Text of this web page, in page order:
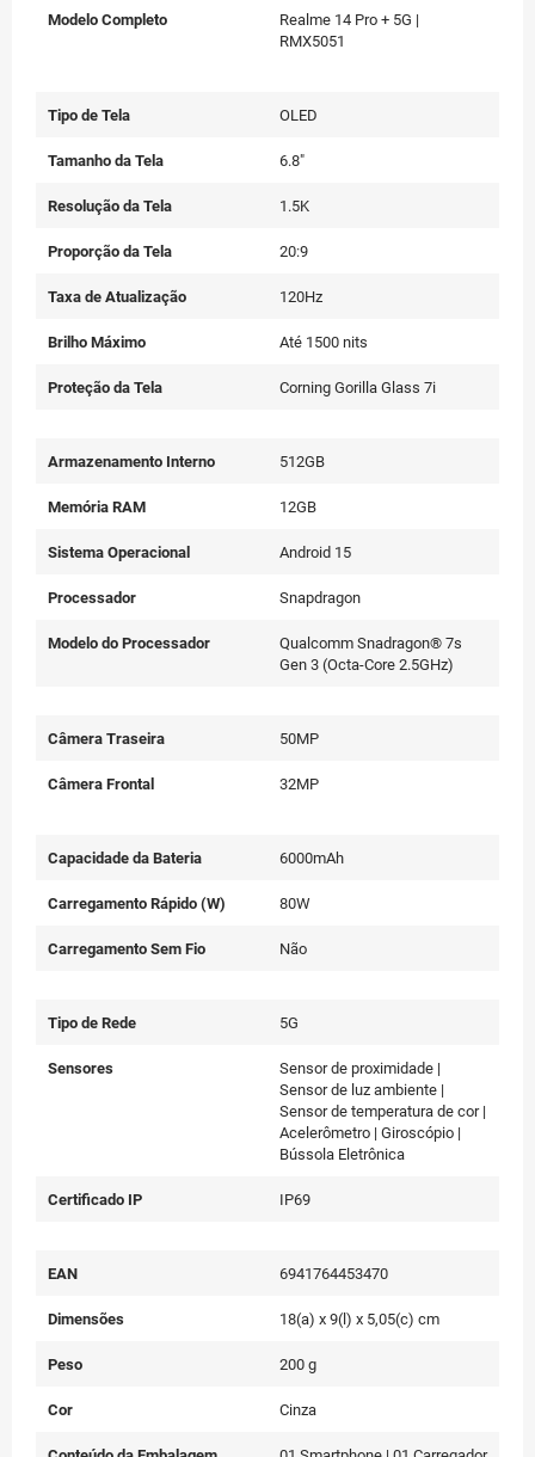
Modelo Completo
Realme 14 Pro + 5G |
RMX5051
Tipo de Tela OLED
Tamanho da Tela 6.8"
Resolução da Tela 1.5K
Proporção da Tela 20:9
Taxa de Atualização 120Hz
Brilho Máximo Até 1500 nits
Proteção da Tela Corning Gorilla Glass 7i
Armazenamento Interno 512GB
Memória RAM 12GB
Sistema Operacional Android 15
Processador Snapdragon
Modelo do Processador
Qualcomm Snadragon® 7s
Gen 3 (Octa-Core 2.5GHz)
Câmera Traseira 50MP
Câmera Frontal 32MP
Capacidade da Bateria 6000mAh
Carregamento Rápido (W) 80W
Carregamento Sem Fio Não
Tipo de Rede 5G
Sensores
Sensor de proximidade |
Sensor de luz ambiente |
Sensor de temperatura de cor |
Acelerômetro | Giroscópio |
Bússola Eletrônica
Certificado IP IP69
EAN 6941764453470
Dimensões 18(a) x 9(l) x 5,05(c) cm
Peso 200 g
Cor Cinza